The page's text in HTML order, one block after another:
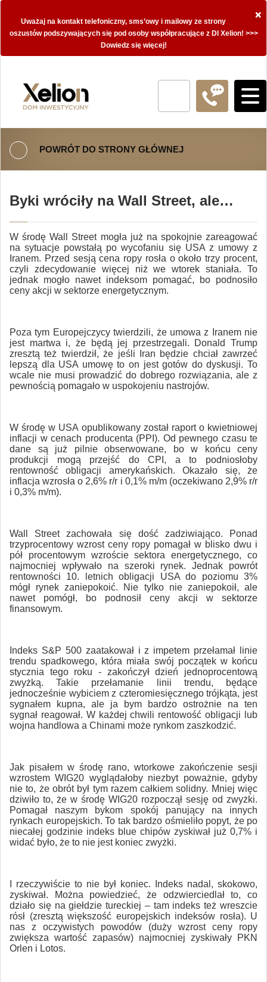
×
Uważaj na kontakt telefoniczny, sms’owy i mailowy ze strony
oszustów podszywających się pod osoby współpracujące z DI Xelion! >>>
Dowiedz się więcej!
POWRÓT DO STRONY GŁÓWNEJ
Byki wróciły na Wall Street, ale…
W środę Wall Street mogła już na spokojnie zareagować
na sytuacje powstałą po wycofaniu się USA z umowy z
Iranem. Przed sesją cena ropy rosła o około trzy procent,
czyli zdecydowanie więcej niż we wtorek staniała. To
jednak mogło nawet indeksom pomagać, bo podnosiło
ceny akcji w sektorze energetycznym.
Poza tym Europejczycy twierdzili, że umowa z Iranem nie
jest martwa i, że będą jej przestrzegali. Donald Trump
zresztą też twierdził, że jeśli Iran będzie chciał zawrzeć
lepszą dla USA umowę to on jest gotów do dyskusji. To
wcale nie musi prowadzić do dobrego rozwiązania, ale z
pewnością pomagało w uspokojeniu nastrojów.
W środę w USA opublikowany został raport o kwietniowej
inflacji w cenach producenta (PPI). Od pewnego czasu te
dane są już pilnie obserwowane, bo w końcu ceny
produkcji mogą przejść do CPI, a to podniosłoby
rentowność obligacji amerykańskich. Okazało się, że
inflacja wzrosła o 2,6% r/r i 0,1% m/m (oczekiwano 2,9% r/r
i 0,3% m/m).
Wall Street zachowała się dość zadziwiająco. Ponad
trzyprocentowy wzrost ceny ropy pomagał w blisko dwu i
pół procentowym wzroście sektora energetycznego, co
najmocniej wpływało na szeroki rynek. Jednak powrót
rentowności 10. letnich obligacji USA do poziomu 3%
mógł rynek zaniepokoić. Nie tylko nie zaniepokoił, ale
nawet pomógł, bo podnosił ceny akcji w sektorze
finansowym.
Indeks S&P 500 zaatakował i z impetem przełamał linie
trendu spadkowego, która miała swój początek w końcu
stycznia tego roku - zakończył dzień jednoprocentową
zwyżką. Takie przełamanie linii trendu, będące
jednocześnie wybiciem z czteromiesięcznego trójkąta, jest
sygnałem kupna, ale ja bym bardzo ostrożnie na ten
sygnał reagował. W każdej chwili rentowość obligacji lub
wojna handlowa a Chinami może rynkom zaszkodzić.
Jak pisałem w środę rano, wtorkowe zakończenie sesji
wzrostem WIG20 wyglądałoby niezbyt poważnie, gdyby
nie to, że obrót był tym razem całkiem solidny. Mniej więc
dziwiło to, że w środę WIG20 rozpoczął sesję od zwyżki.
Pomagał naszym bykom spokój panujący na innych
rynkach europejskich. To tak bardzo ośmieliło popyt, że po
niecałej godzinie indeks blue chipów zyskiwał już 0,7% i
widać było, że to nie jest koniec zwyżki.
I rzeczywiście to nie był koniec. Indeks nadal, skokowo,
zyskiwał. Można powiedzieć, że odzwierciedlał to, co
działo się na giełdzie tureckiej – tam indeks też wreszcie
rósł (zresztą większość europejskich indeksów rosła). U
nas z oczywistych powodów (duży wzrost ceny ropy
zwiększa wartość zapasów) najmocniej zyskiwały PKN
Orlen i Lotos.